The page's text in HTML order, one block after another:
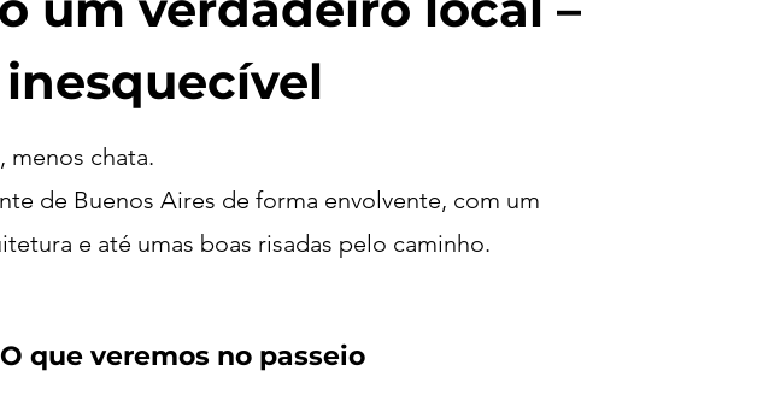
menos chata.
de Buenos Aires de forma envolvente, com um
e até umas boas risadas pelo caminho.
O que veremos no passeio